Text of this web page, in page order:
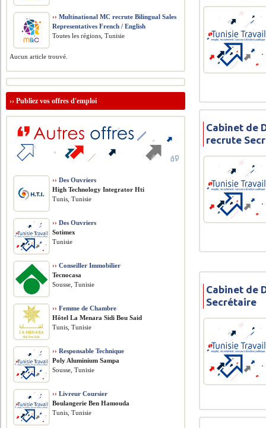
Cabinet de
recrute
Cabinet de
Secrétaire
›› Multinational MC recrute Bilingual Sales
Representatives French / English
Toutes les régions, Tunisie
Aucun article trouvé.
››Publiez vos offres d'emploi
›› Des Ouvriers
High Technology Integrator Hti
Tunis, Tunisie
›› Des Ouvriers
Sotimex
Tunisie
›› Conseiller Immobilier
Tecnocasa
Sousse, Tunisie
›› Femme de Chambre
Hôtel La Menara Sidi Bou Said
Tunis, Tunisie
›› Responsable Technique
Poly Aluminium Sampa
Sousse, Tunisie
›› Livreur Coursier
Boulangerie Ben Hamouda
Tunis, Tunisie